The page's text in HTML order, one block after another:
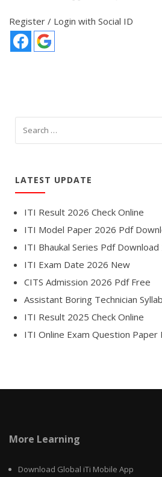
Register / Login with Social ID
LATEST UPDATE
ITI Result 2026 Check Online
ITI Model Paper 2026 Pdf
ITI Bhaukal Series Pdf
ITI Exam Date 2026 New
CITS Admission 2026 Pdf Free
Assistant Boring Technician
ITI Result 2025 Check Online
ITI Online Exam Question Paper
More Learning
Download Global iTi Mobile App